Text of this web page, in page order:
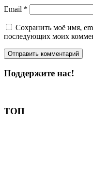
Email *
Сохранить моё имя,
последующих моих
Поддержите нас!
ТОП